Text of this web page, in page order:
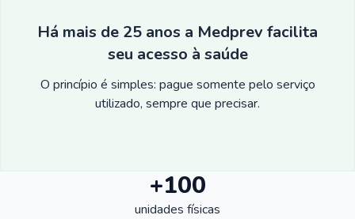
Há mais de 25 anos a Medprev facilita
seu acesso à saúde
O princípio é simples: pague somente pelo serviço
utilizado, sempre que precisar.
+100
unidades físicas